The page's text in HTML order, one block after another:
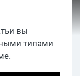
вы
типами